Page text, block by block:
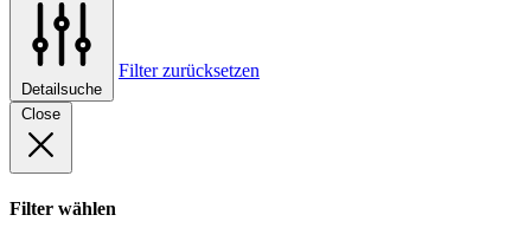
Detailsuche
Filter zurücksetzen
Close
Filter wählen